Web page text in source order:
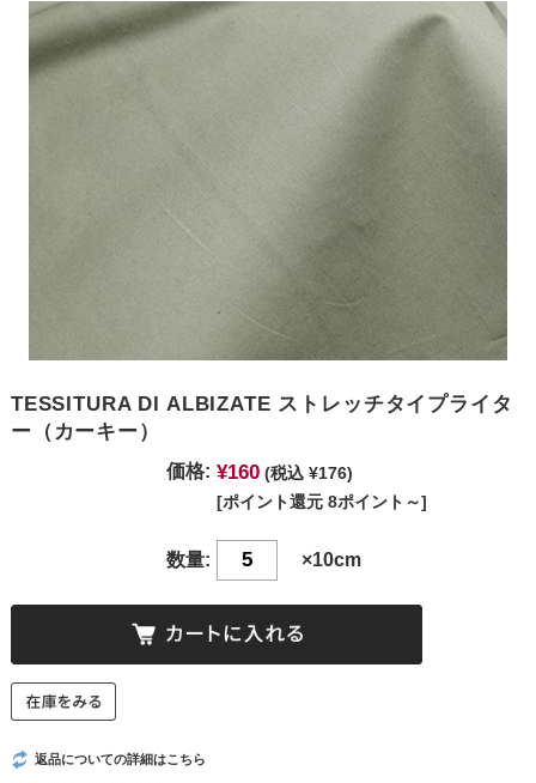
TESSITURA DI ALBIZATE ストレッチタイプライタ
ー（カーキー）
価格: ¥160 (税込 ¥176)
[ポイント還元 8ポイント～]
数量: ×10cm
返品についての詳細はこちら